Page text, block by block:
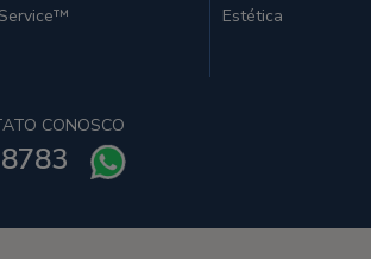
Estética
CONOSCO